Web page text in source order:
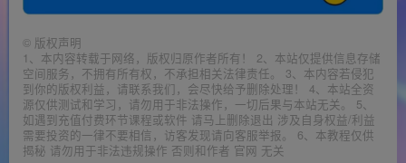
© 版权声明
1、本内容转载于网络，版权归原作者所有！ 2、本站仅提供信息存储
空间服务，不拥有所有权，不承担相关法律责任。 3、本内容若侵犯
到你的版权利益，请联系我们，会尽快给予删除处理！ 4、本站全资
源仅供测试和学习，请勿用于非法操作，一切后果与本站无关。 5、
如遇到充值付费环节课程或软件 请马上删除退出 涉及自身权益/利益
需要投资的一律不要相信，访客发现请向客服举报。 6、本教程仅供
揭秘 请勿用于非法违规操作 否则和作者 官网 无关